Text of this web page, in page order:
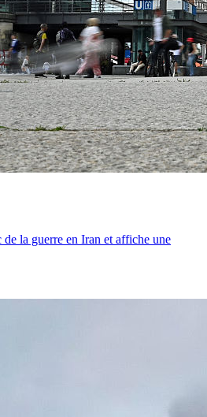
la guerre en Iran et affiche une